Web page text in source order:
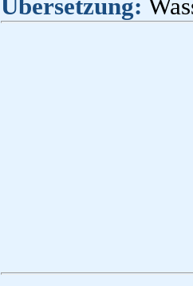
Übersetzung: